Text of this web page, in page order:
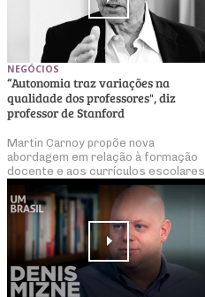
NEGÓCIOS
“Autonomia traz variações na
qualidade dos professores", diz
professor de Stanford
Martin Carnoy propõe nova
abordagem em relação à formação
docente e aos currículos escolares